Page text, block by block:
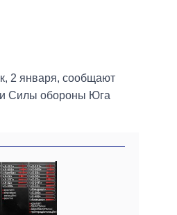
2 января, сообщают
Силы обороны Юга